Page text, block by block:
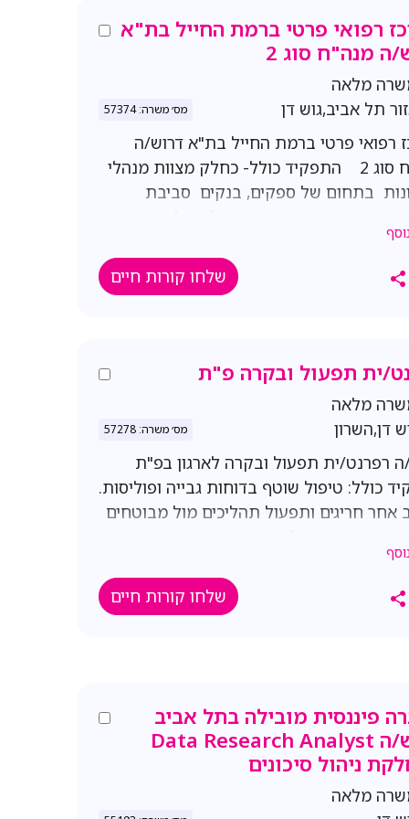
רפואי פרטי ברמת החייל בת"א
ה מנה"ח סוג 2
מלאה
תל אביב,גוש דן
מס׳ משרה: 57374
רפואי פרטי ברמת החייל בת"א דרוש/ה
מנה"ח סוג 2 התפקיד כולל- כחלק מצוות מנהלי
בתחום של ספקים, בנקים סביבת
ראשית זמינות לעבודה במשרה מלאה
בימים ראשון – חמישי שעות העבודה 08:00-17:00
/ 09:00-18:00 שכר 12,000-13,000 תלוי ניסיון
הפריוריטי – חובה
שלחו קורות חיים
ית תפעול ובקרה פ"ת
מלאה
דן,השרון
מס׳ משרה: 57278
ה רפרנט/ית תפעול ובקרה לארגון בפ"ת
כולל: טיפול שוטף בדוחות גבייה ופוליסות.
חריגים ותפעול תהליכים מול מבוטחים
מול מבוטחים. טיפול בפוליסות
לביטול עקב גבייה, מיגון, תביעות או
התאמה. עבודה מול חברות הביטוח לצורך
לגמישות בשעות יש לציין צ"ש דרישות:
בתחום הביטוח - יתרון משמעותי. סדר, ארגון
מעקב. שירותיות ויכולת עבודה מול מספר
שלחו קורות חיים
פיננסית מובילה בתל אביב
דרוש/ה Data Research Analyst
ניהול סיכונים
מלאה